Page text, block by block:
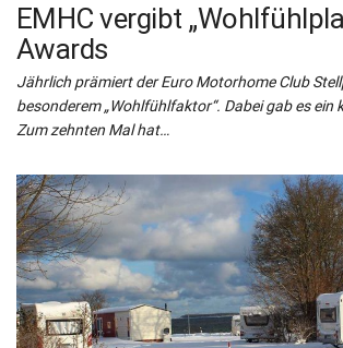
EMHC vergibt
Awards
Jährlich prämiert der Euro Motorhome Club
besonderem „Wohlfühlfaktor“. Dabei gab es ein
Zum zehnten Mal hat…